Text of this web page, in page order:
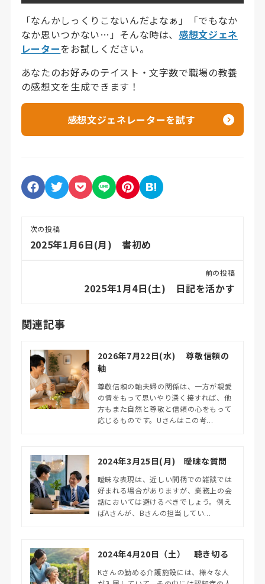
「なんかしっくりこないんだよなぁ」「でもなか
なか思いつかない…」そんな時は、感想文ジェネ
レーターをお試しください。
あなたのお好みのテイスト・文字数で職場の教養
の感想文を生成できます！
感想文ジェネレーターを試す
次の投稿
2025年1月6日(月) 書初め
前の投稿
2025年1月4日(土) 日記を活かす
関連記事
2026年7月22日(水) 尊敬信頼の
軸
尊敬信頼の軸夫婦の関係は、一方が親愛
の情をもって思いやり深く接すれば、他
方もまた自然と尊敬と信頼の心をもって
応じるものです。Uさんはこの考...
2024年3月25日(月) 曖昧な質問
曖昧な表現は、近しい間柄での雑談では
好まれる場合がありますが、業務上の会
話においては避けるべきでしょう。例え
ばAさんが、Bさんの担当してい...
2024年4月20日（土） 聴き切る
Kさんの勤める介護施設には、様々な人